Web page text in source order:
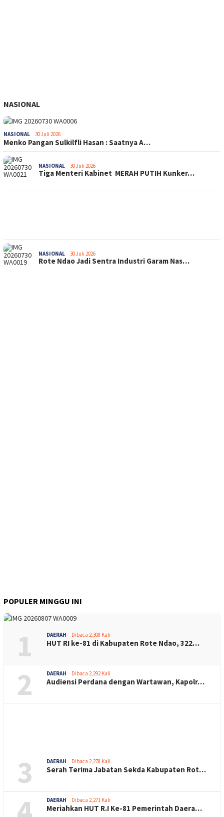
NASIONAL
NASIONAL 30 Juli 2026
Menko Pangan Sulkilfli Hasan : Saatnya A…
NASIONAL 30 Juli 2026
Tiga Menteri Kabinet MERAH PUTIH Kunker…
NASIONAL 30 Juli 2026
Rote Ndao Jadi Sentra Industri Garam Nas…
POPULER MINGGU INI
1 DAERAH Dibaca 2,308 Kali
HUT RI ke-81 di Kabupaten Rote Ndao, 322…
2 DAERAH Dibaca 2,292 Kali
Audiensi Perdana dengan Wartawan, Kapolr…
3 DAERAH Dibaca 2,278 Kali
Serah Terima Jabatan Sekda Kabupaten Rot…
DAERAH Dibaca 2,271 Kali
Meriahkan HUT R.I Ke-81 Pemerintah Daera…